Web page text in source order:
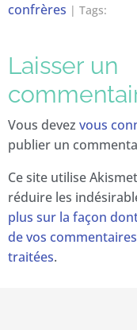
confrères | Tags:
Laisser un
Vous devez vous
publier un
Ce site utilise
réduire les
plus sur la façon
de vos
traitées.